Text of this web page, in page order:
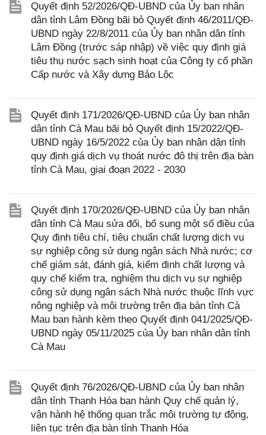
Quyết định 52/2026/QĐ-UBND của Ủy ban nhân
dân tỉnh Lâm Đồng bãi bỏ Quyết định 46/2011/QĐ-
UBND ngày 22/8/2011 của Ủy ban nhân dân tỉnh
Lâm Đồng (trước sáp nhập) về việc quy định giá
tiêu thụ nước sạch sinh hoạt của Công ty cổ phần
Cấp nước và Xây dựng Bảo Lộc
Quyết định 171/2026/QĐ-UBND của Ủy ban nhân
dân tỉnh Cà Mau bãi bỏ Quyết định 15/2022/QĐ-
UBND ngày 16/5/2022 của Ủy ban nhân dân tỉnh
quy định giá dịch vụ thoát nước đô thị trên địa bàn
tỉnh Cà Mau, giai đoạn 2022 - 2030
Quyết định 170/2026/QĐ-UBND của Ủy ban nhân
dân tỉnh Cà Mau sửa đổi, bổ sung một số điều của
Quy định tiêu chí, tiêu chuẩn chất lượng dịch vụ
sự nghiệp công sử dụng ngân sách Nhà nước; cơ
chế giám sát, đánh giá, kiểm định chất lượng và
quy chế kiểm tra, nghiệm thu dịch vụ sự nghiệp
công sử dụng ngân sách Nhà nước thuộc lĩnh vực
nông nghiệp và môi trường trên địa bàn tỉnh Cà
Mau ban hành kèm theo Quyết định 041/2025/QĐ-
UBND ngày 05/11/2025 của Ủy ban nhân dân tỉnh
Cà Mau
Quyết định 76/2026/QĐ-UBND của Ủy ban nhân
dân tỉnh Thanh Hóa ban hành Quy chế quản lý,
vận hành hệ thống quan trắc môi trường tự động,
liên tục trên địa bàn tỉnh Thanh Hóa